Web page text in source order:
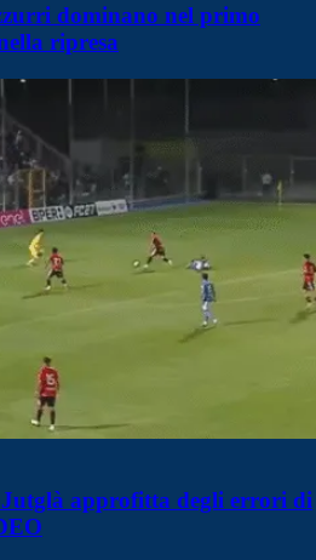
dominano nel primo
ripresa
approfitta degli errori di